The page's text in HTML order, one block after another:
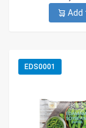
Add
EDS0001